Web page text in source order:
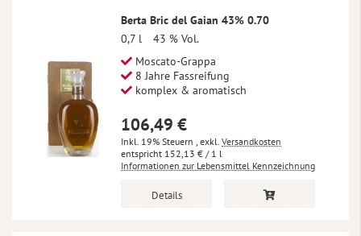
Berta Bric del Gaian 43% 0.70
0,7 l
43 % Vol.
Moscato-Grappa
8 Jahre Fassreifung
komplex & aromatisch
106,49 €
Inkl. 19% Steuern , exkl. Versandkosten
152,13 € / 1 l
Informationen zur Lebensmittel Kennzeichnung
Details